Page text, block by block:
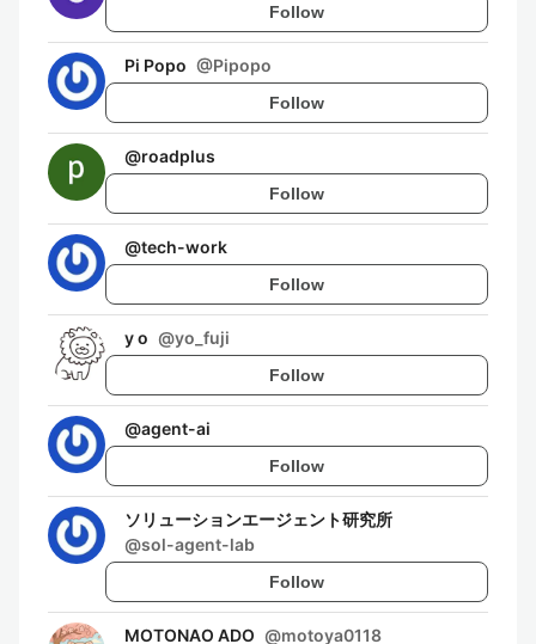
Follow
Pi Popo @Pipopo
Follow
@roadplus
Follow
@tech-work
Follow
y o @yo_fuji
Follow
@agent-ai
Follow
ソリューションエージェント研究所
@sol-agent-lab
Follow
MOTONAO ADO @motoya0118